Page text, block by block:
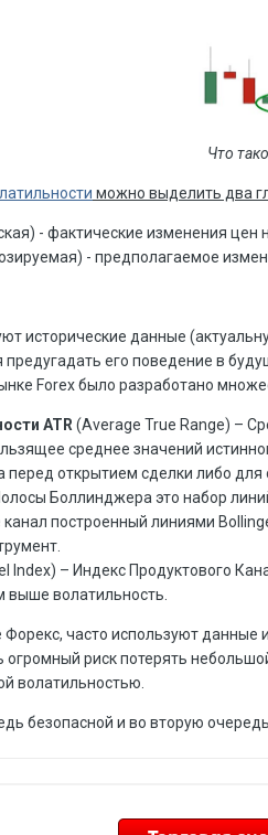
Что
можно выделить два
- фактические изменения
- предполагаемое
исторические данные
его поведение в
Forex было разработано
ATR(Average True Range) –
среднее значений
перед открытием сделки либо
Боллинджера это набор
построенный линиями
Index) – Индекс Продуктового
выше волатильность.
Форекс, часто используют
огромный риск потерять
волатильностью.
безопасной и во вторую